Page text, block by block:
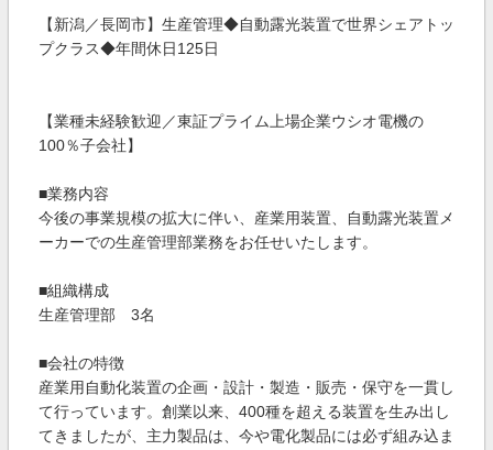
【新潟／長岡市】生産管理◆自動露光装置で世界シェアトッ
プクラス◆年間休日125日
【業種未経験歓迎／東証プライム上場企業ウシオ電機の
100％子会社】
■業務内容
今後の事業規模の拡大に伴い、産業用装置、自動露光装置メ
ーカーでの生産管理部業務をお任せいたします。
■組織構成
生産管理部 3名
■会社の特徴
産業用自動化装置の企画・設計・製造・販売・保守を一貫し
て行っています。創業以来、400種を超える装置を生み出し
てきましたが、主力製品は、今や電化製品には必ず組み込ま